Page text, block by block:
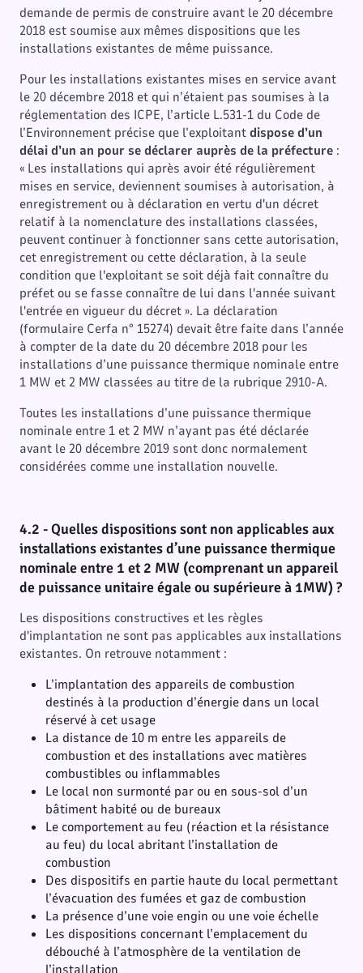
demande de permis de construire avant le 20 décembre
2018 est soumise aux mêmes dispositions que les
installations existantes de même puissance.
Pour les installations existantes mises en service avant
le 20 décembre 2018 et qui n’étaient pas soumises à la
réglementation des ICPE, l’article L.531-1 du Code de
l’Environnement précise que l’exploitantdispose d’un
délai d’un an pour se déclarer auprès de la préfecture :
« Les installations qui après avoir été régulièrement
mises en service, deviennent soumises à autorisation, à
enregistrement ou à déclaration en vertu d'un décret
relatif à la nomenclature des installations classées,
peuvent continuer à fonctionner sans cette autorisation,
cet enregistrement ou cette déclaration, à la seule
condition que l'exploitant se soit déjà fait connaître du
préfet ou se fasse connaître de lui dans l'année suivant
l'entrée en vigueur du décret ». La déclaration
(formulaire Cerfa n° 15274) devait être faite dans l’année
à compter de la date du 20 décembre 2018 pour les
installations d’une puissance thermique nominale entre
1 MW et 2 MW classées au titre de la rubrique 2910-A.
Toutes les installations d’une puissance thermique
nominale entre 1 et 2 MW n’ayant pas été déclarée
avant le 20 décembre 2019 sont donc normalement
considérées comme une installation nouvelle.
4.2 - Quelles dispositions sont non applicables aux
installations existantes d’une puissance thermique
nominale entre 1 et 2 MW (comprenant un appareil
de puissance unitaire égale ou supérieure à 1MW) ?
Les dispositions constructives et les règles
d'implantation ne sont pas applicables aux installations
existantes. On retrouve notamment :
L’implantation des appareils de combustion
destinés à la production d’énergie dans un local
réservé à cet usage
La distance de 10 m entre les appareils de
combustion et des installations avec matières
combustibles ou inflammables
Le local non surmonté par ou en sous-sol d’un
bâtiment habité ou de bureaux
Le comportement au feu (réaction et la résistance
au feu) du local abritant l’installation de
combustion
Des dispositifs en partie haute du local permettant
l’évacuation des fumées et gaz de combustion
La présence d’une voie engin ou une voie échelle
Les dispositions concernant l’emplacement du
débouché à l’atmosphère de la ventilation de
l’installation